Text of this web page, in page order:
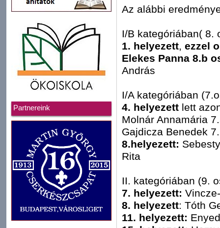
Partnereink
Az alábbi
I/B kategóriában( 8.
1. helyezett, ezzel
Elekes Panna 8.b
András
I/A kategóriában
4. helyezett lett
Molnár Annamária
Gajdicza Benedek
8.helyezett:
Rita
II. kategóriában (9.
7. helyezett:
8. helyezett: Tóth
11. helyezett: